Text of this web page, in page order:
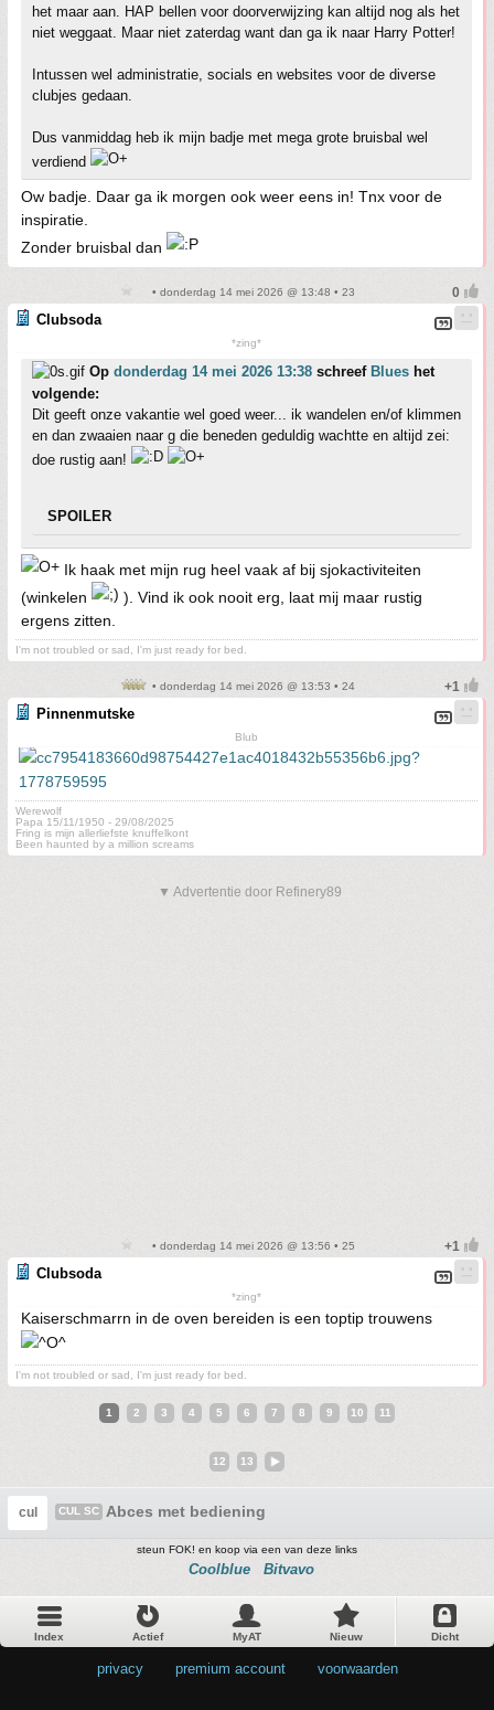
het maar aan. HAP bellen voor doorverwijzing kan altijd nog als het
niet weggaat. Maar niet zaterdag want dan ga ik naar Harry Potter!
Intussen wel administratie, socials en websites voor de diverse
clubjes gedaan.
Dus vanmiddag heb ik mijn badje met mega grote bruisbal wel
verdiend
Ow badje. Daar ga ik morgen ook weer eens in! Tnx voor de
inspiratie.
Zonder bruisbal dan
• donderdag 14 mei 2026 @ 13:48 • 23
Clubsoda
*zing*
Op donderdag 14 mei 2026 13:38 schreef Blues het
volgende:
Dit geeft onze vakantie wel goed weer... ik wandelen en/of klimmen
en dan zwaaien naar g die beneden geduldig wachtte en altijd zei:
doe rustig aan!
SPOILER
Ik haak met mijn rug heel vaak af bij sjokactiviteiten
(winkelen
). Vind ik ook nooit erg, laat mij maar rustig
ergens zitten.
I'm not troubled or sad, I'm just ready for bed.
• donderdag 14 mei 2026 @ 13:53 • 24
Pinnenmutske
Blub
Werewolf
Papa 15/11/1950 - 29/08/2025
Fring is mijn allerliefste knuffelkont
Been haunted by a million screams
▼ Advertentie door Refinery89
• donderdag 14 mei 2026 @ 13:56 • 25
Clubsoda
*zing*
Kaiserschmarrn in de oven bereiden is een toptip trouwens
I'm not troubled or sad, I'm just ready for bed.
1 2 3 4 5 6 7 8 9 10 11
12 13
cul CUL SC Abces met bediening
steun FOK! en koop via een van deze links
Coolblue Bitvavo
Index Actief MyAT Nieuw Dicht
privacy premium account voorwaarden